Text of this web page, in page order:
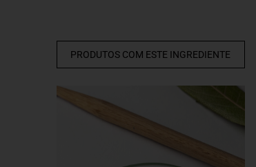
PRODUTOS COM ESTE INGREDIENTE